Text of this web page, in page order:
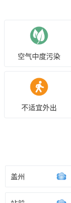
空气中度污染
不适宜外出
盖州